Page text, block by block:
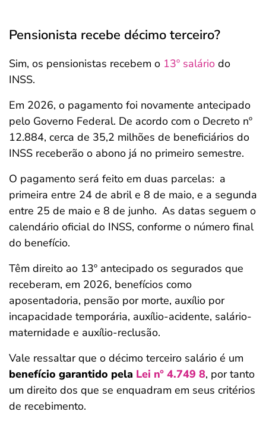
Pensionista recebe décimo terceiro?
Sim, os pensionistas recebem o 13º salário do
INSS.
Em 2026, o pagamento foi novamente antecipado
pelo Governo Federal. De acordo com o Decreto nº
12.884, cerca de 35,2 milhões de beneficiários do
INSS receberão o abono já no primeiro semestre.
O pagamento será feito em duas parcelas: a
primeira entre 24 de abril e 8 de maio, e a segunda
entre 25 de maio e 8 de junho. As datas seguem o
calendário oficial do INSS, conforme o número final
do benefício.
Têm direito ao 13º antecipado os segurados que
receberam, em 2026, benefícios como
aposentadoria, pensão por morte, auxílio por
incapacidade temporária, auxílio-acidente, salário-
maternidade e auxílio-reclusão.
Vale ressaltar que o décimo terceiro salário é um
benefício garantido pela Lei n° 4.749 8, por tanto
um direito dos que se enquadram em seus critérios
de recebimento.